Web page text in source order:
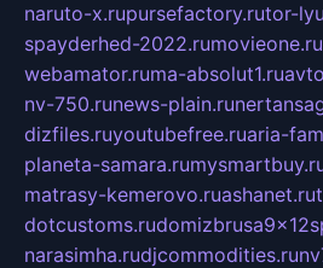
naruto-x.rupursefactory.rutor-
spayderhed-2022.rumovieone.ru
webamator.ruma-absolut1.ru
nv-750.runews-plain.ru
dizfiles.ruyoutubefree.ruaria-
planeta-samara.ru
matrasy-kemerovo.ruashanet.ru
dotcustoms.ru
narasimha.rudjcommodities.ru